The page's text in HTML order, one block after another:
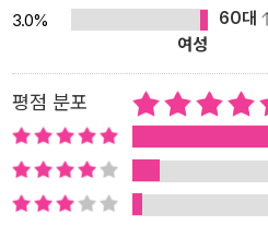
3.0%
60대
여성
평점 분포